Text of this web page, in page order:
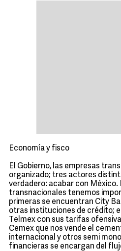
Economía y fisco
El Gobierno, las empresas
organizado; tres actores
verdadero: acabar con México.
transnacionales tenemos
primeras se encuentran City
otras instituciones de crédito;
Telmex con sus tarifas
Cemex que nos vende el
internacional y otros semi
financieras se encargan del